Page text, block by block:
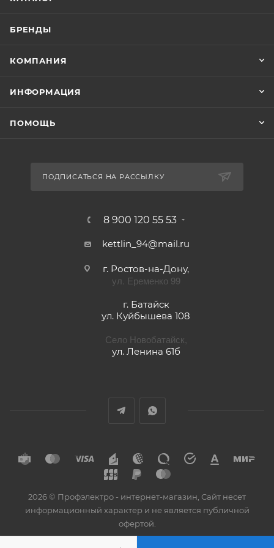
БРЕНДЫ
КОМПАНИЯ
ИНФОРМАЦИЯ
ПОМОЩЬ
ПОДПИСАТЬСЯ НА РАССЫЛКУ
8 900 120 55 53
kettlin_94@mail.ru
г. Ростов-на-Дону,
ул. Еременко 99
г. Батайск
ул. Куйбышева 108
Село Новобатайск,
ул. Ленина 61б
2026 © Профэлектро - интернет-магазин, Сайт несет
информационный характер и не является публичной
офертой.